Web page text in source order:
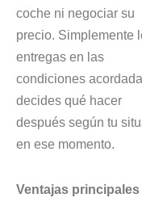
coche ni negociar su
precio. Simplemente
entregas en las
condiciones
decides qué hacer
después según tu
en ese momento.
Ventajas principales